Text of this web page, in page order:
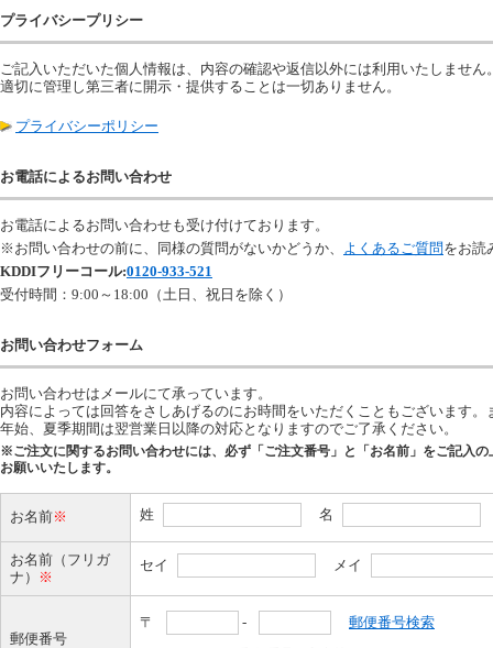
プライバシープリシー
ご記入いただいた個人情報は、内容の確認や返信以外には利用いたしません
適切に管理し第三者に開示・提供することは一切ありません。
プライバシーポリシー
お電話によるお問い合わせ
お電話によるお問い合わせも受け付けております。
※お問い合わせの前に、同様の質問がないかどうか、 よくあるご質問をお読
KDDIフリーコール:0120-933-521
受付時間：9:00～18:00（土日、祝日を除く）
お問い合わせフォーム
お問い合わせはメールにて承っています。
内容によっては回答をさしあげるのにお時間をいただくこともございます
年始、夏季期間は翌営業日以降の対応となりますのでご了承ください。
※ご注文に関するお問い合わせには、必ず「ご注文番号」と「お名前」をご記入
お願いいたします。
お名前※ 姓 名
お名前（フリガ
ナ）
※
セイ メイ
郵便番号
〒 - 郵便番号検索